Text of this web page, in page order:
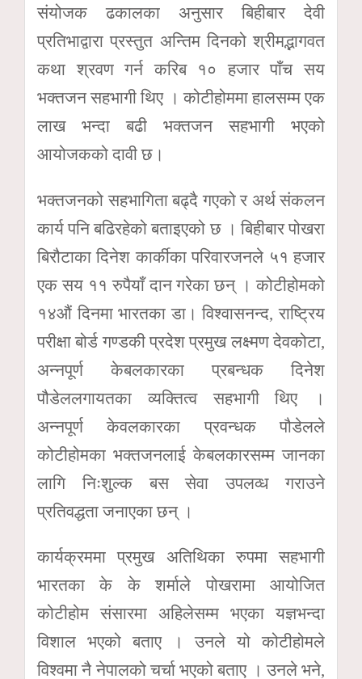
संयोजक ढकालका अनुसार बिहीबार देवी
प्रतिभाद्वारा प्रस्तुत अन्तिम दिनको श्रीमद्भागवत
कथा श्रवण गर्न करिब १० हजार पाँच सय
भक्तजन सहभागी थिए । कोटीहोममा हालसम्म एक
लाख भन्दा बढी भक्तजन सहभागी भएको
आयोजकको दावी छ।
भक्तजनको सहभागिता बढ्दै गएको र अर्थ संकलन
कार्य पनि बढिरहेको बताइएको छ । बिहीबार पोखरा
बिरौटाका दिनेश कार्कीका परिवारजनले ५१ हजार
एक सय ११ रुपैयाँ दान गरेका छन् । कोटीहोमको
१४औं दिनमा भारतका डा। विश्वासनन्द, राष्ट्रिय
परीक्षा बोर्ड गण्डकी प्रदेश प्रमुख लक्ष्मण देवकोटा,
अन्नपूर्ण केबलकारका प्रबन्धक दिनेश
पौडेललगायतका व्यक्तित्व सहभागी थिए ।
अन्नपूर्ण केवलकारका प्रवन्धक पौडेलले
कोटीहोमका भक्तजनलाई केबलकारसम्म जानका
लागि निःशुल्क बस सेवा उपलव्ध गराउने
प्रतिवद्धता जनाएका छन् ।
कार्यक्रममा प्रमुख अतिथिका रुपमा सहभागी
भारतका के के शर्माले पोखरामा आयोजित
कोटीहोम संसारमा अहिलेसम्म भएका यज्ञभन्दा
विशाल भएको बताए । उनले यो कोटीहोमले
विश्वमा नै नेपालको चर्चा भएको बताए । उनले भने,